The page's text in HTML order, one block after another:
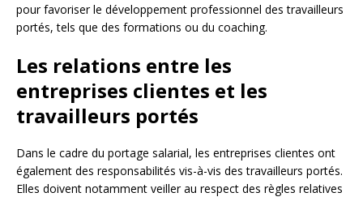
pour favoriser le développement professionnel des travailleurs
portés, tels que des formations ou du coaching.
Les relations entre les
entreprises clientes et les
travailleurs portés
Dans le cadre du portage salarial, les entreprises clientes ont
également des responsabilités vis-à-vis des travailleurs portés.
Elles doivent notamment veiller au respect des règles relatives